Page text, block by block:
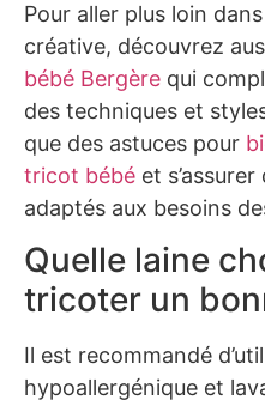
Pour aller plus loin
créative, découvrez
bébé Bergère qui
des techniques et
que des astuces pour
tricot bébé et
adaptés aux besoins
Quelle laine
tricoter un
Il est recommandé
hypoallergénique et